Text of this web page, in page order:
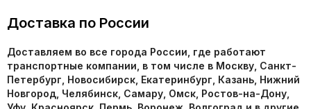
Доставка по России
Доставляем во все города России, где работают
транспортные компании, в том числе в Москву, Санкт-
Петербург, Новосибирск, Екатеринбург, Казань, Нижний
Новгород, Челябинск, Самару, Омск, Ростов-на-Дону,